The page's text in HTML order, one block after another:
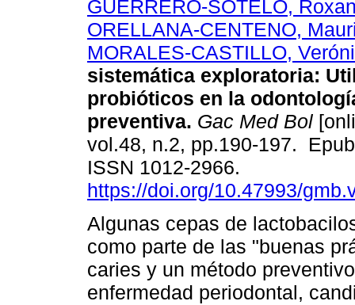
GUERRERO-SOTELO,
ORELLANA-CENTENO,
MORALES-CASTILLO,
sistemática exploratoria:
probióticos en la
preventiva. Gac Med Bol
vol.48, n.2, pp.190-197.
ISSN 1012-2966.
https://doi.org/10.47993/
Algunas cepas de
como parte de las "buenas
caries y un método
enfermedad periodontal,